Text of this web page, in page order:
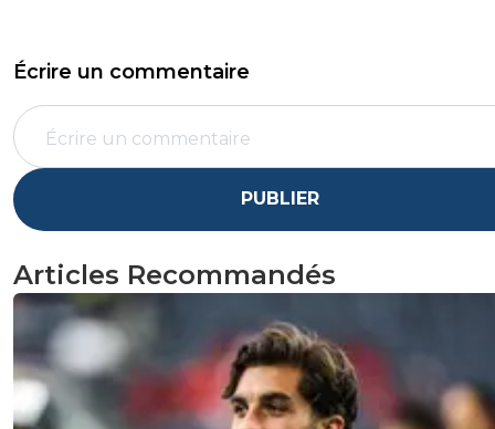
Écrire un commentaire
PUBLIER
Articles Recommandés